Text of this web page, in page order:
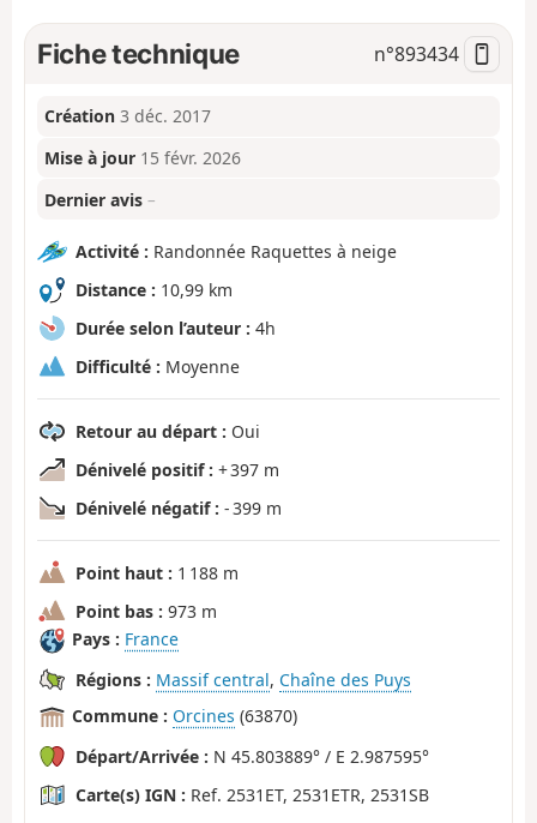
Fiche technique n°893434
Création 3 déc. 2017
Mise à jour 15 févr. 2026
Dernier avis –
Activité : Randonnée Raquettes à neige
Distance : 10,99 km
Durée selon l’auteur : 4h
Difficulté : Moyenne
Retour au départ : Oui
Dénivelé positif : + 397 m
Dénivelé négatif : - 399 m
Point haut : 1 188 m
Point bas : 973 m
Pays : France
Régions : Massif central, Chaîne des Puys
Commune : Orcines (63870)
Départ/Arrivée : N 45.803889° / E 2.987595°
Carte(s) IGN : Ref. 2531ET, 2531ETR, 2531SB